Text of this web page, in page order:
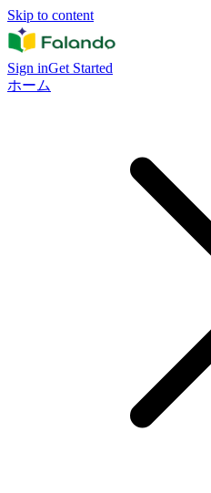
Skip to content
Sign inGet Started
ホーム